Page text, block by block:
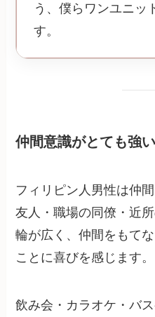
う、僕らワンユニッ
す。
仲間意識がとても強い
フィリピン人男性は仲
友人・職場の同僚・近
輪が広く、仲間をもて
ことに喜びを感じます。
飲み会・カラオケ・バ